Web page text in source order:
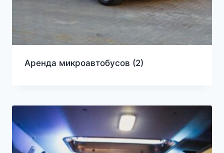
Аренда микроавтобусов (2)